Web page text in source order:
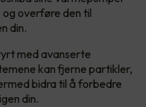
overføre den til
din.
med avanserte
kan fjerne partikler,
bidra til å forbedre
din.